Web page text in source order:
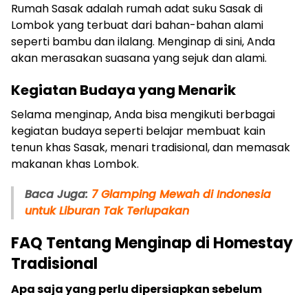
Rumah Sasak adalah rumah adat suku Sasak di
Lombok yang terbuat dari bahan-bahan alami
seperti bambu dan ilalang. Menginap di sini, Anda
akan merasakan suasana yang sejuk dan alami.
Kegiatan Budaya yang Menarik
Selama menginap, Anda bisa mengikuti berbagai
kegiatan budaya seperti belajar membuat kain
tenun khas Sasak, menari tradisional, dan memasak
makanan khas Lombok.
Baca Juga: 7 Glamping Mewah di Indonesia
untuk Liburan Tak Terlupakan
FAQ Tentang Menginap di Homestay
Tradisional
Apa saja yang perlu dipersiapkan sebelum